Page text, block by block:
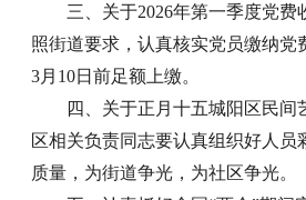
三、关于2026年第一季度党费
照街道要求，认真核实党员缴纳党
3月10日前足额上缴。
四、关于正月十五城阳区民间
区相关负责同志要认真组织好人员
质量，为街道争光，为社区争光。